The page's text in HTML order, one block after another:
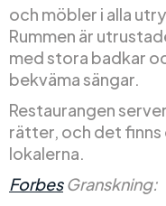
och möbler i alla
Rummen är
med stora badkar
bekväma sängar.
Restaurangen
rätter, och det
lokalerna.
ForbesGranskning: